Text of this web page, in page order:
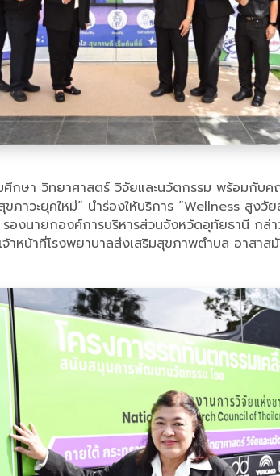
ษา วิทยาศาสตร์ วิจัยและนวัตกรรม พร้อมกับ
ภาวะยุคใหม่“ นำร่องให้บริการ “Wellness สู
งนายกองค์การบริหารส่วนจังหวัดอุทัยธานี ก
หน้าที่โรงพยาบาลส่งเสริมสุขภาพตำบล อาสา